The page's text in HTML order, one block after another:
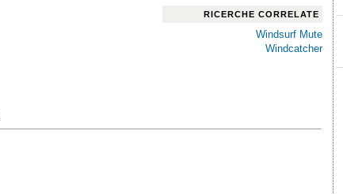
RICERCHE CORRELATE
Windsurf Mute
Windcatcher